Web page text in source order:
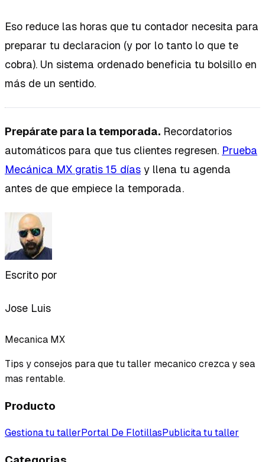
Eso reduce las horas que tu contador necesita para
preparar tu declaracion (y por lo tanto lo que te
cobra). Un sistema ordenado beneficia tu bolsillo en
más de un sentido.
Prepárate para la temporada. Recordatorios
automáticos para que tus clientes regresen. Prueba
Mecánica MX gratis 15 días y llena tu agenda
antes de que empiece la temporada.
Escrito por
Jose Luis
Mecanica MX
Tips y consejos para que tu taller mecanico crezca y sea
mas rentable.
Producto
Gestiona tu taller Portal De Flotillas Publicita tu taller